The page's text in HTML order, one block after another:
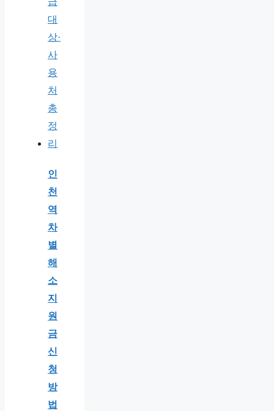
인
천
역
차
별
해
소
지
원
금
신
청
방
법